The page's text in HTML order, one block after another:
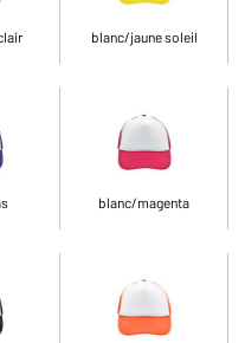
blanc/jaune soleil
blanc/magenta